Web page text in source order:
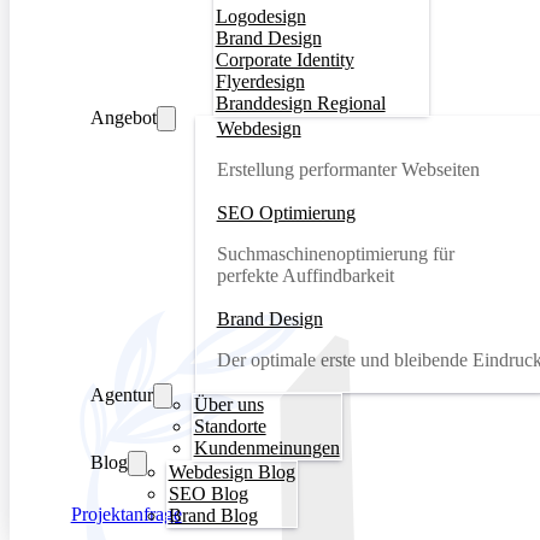
Logodesign
Brand Design
Corporate Identity
Flyerdesign
Branddesign Regional
Angebot
Webdesign
Erstellung performanter Webseiten
SEO Optimierung
Suchmaschinenoptimierung für
perfekte Auffindbarkeit
Brand Design
Der optimale erste und bleibende
Agentur
Über uns
Standorte
Kundenmeinungen
Blog
Webdesign Blog
SEO Blog
Brand Blog
Projektanfrage